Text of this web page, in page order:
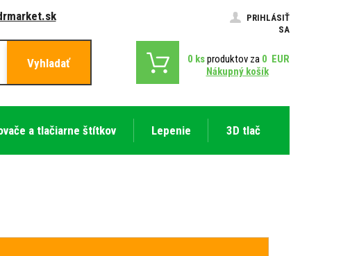
PRIHLÁSIŤ
SA
Vyhladať 0 ksproduktov za 0 EUR
Nákupný košík
a tlačiarne štítkov Lepenie 3D tlač